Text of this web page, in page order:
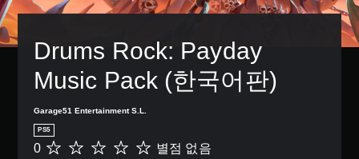
Drums Rock: Payday
Music Pack (한국어판)
Garage51 Entertainment S.L.
PS5
별
0 별점 없음